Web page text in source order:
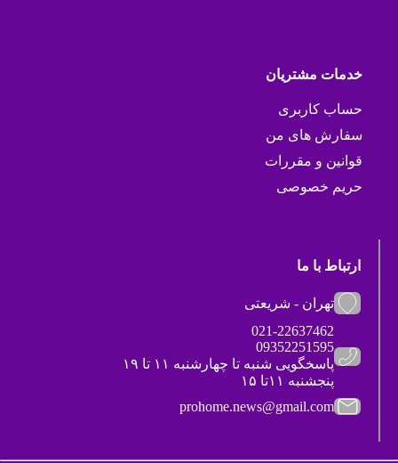
خدمات مشتریان
حساب کاربری
سفارش های من
قوانین و مقررات
حریم خصوصی
ارتباط با ما
تهران - شریعتی
021-22637462
09352251595
پاسخگویی شنبه تا چهارشنبه ۱۱ تا ۱۹
پنجشنبه ۱۱تا ۱۵
prohome.news@gmail.com